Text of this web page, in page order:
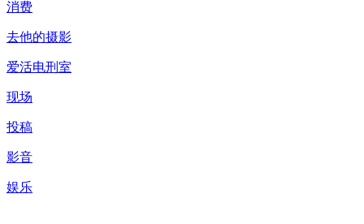
消费
去他的摄影
爱活电刑室
现场
投稿
影音
娱乐